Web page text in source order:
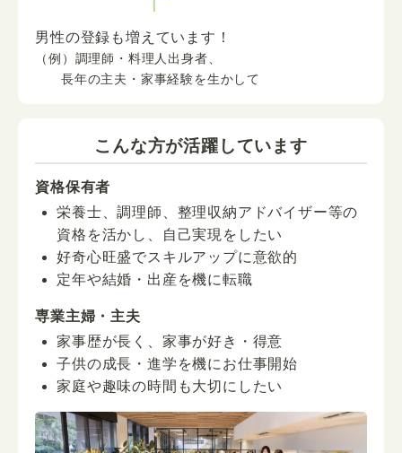
男性の登録も増えています！
（例）調理師・料理人出身者、
長年の主夫・家事経験を生かして
こんな方が活躍しています
資格保有者
栄養士、調理師、整理収納アドバイザー等の
資格を活かし、自己実現をしたい
好奇心旺盛でスキルアップに意欲的
定年や結婚・出産を機に転職
専業主婦・主夫
家事歴が長く、家事が好き・得意
子供の成長・進学を機にお仕事開始
家庭や趣味の時間も大切にしたい